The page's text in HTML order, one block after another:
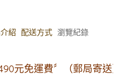
紹 配送方式 瀏覽紀錄
元免運費〞（郵局寄送